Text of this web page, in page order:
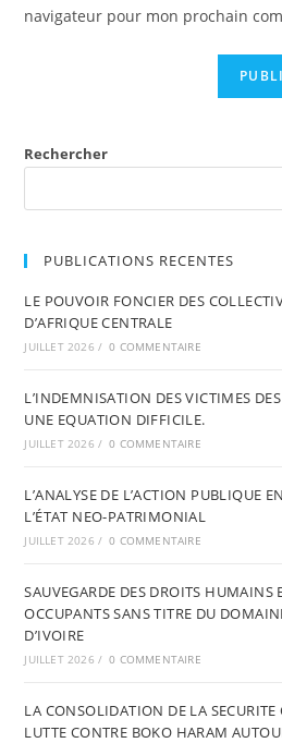
navigateur pour mon prochain
Rechercher
PUBLICATIONS RECENTES
LE POUVOIR FONCIER DES
D’AFRIQUE CENTRALE
JUILLET 2026 / 0 COMMENTAIRE
L’INDEMNISATION DES VICTIMES
UNE EQUATION DIFFICILE.
JUILLET 2026 / 0 COMMENTAIRE
L’ANALYSE DE L’ACTION PUBLIQUE
L’ÉTAT NEO-PATRIMONIAL
JUILLET 2026 / 0 COMMENTAIRE
SAUVEGARDE DES DROITS HUMAINS
OCCUPANTS SANS TITRE DU
D’IVOIRE
JUILLET 2026 / 0 COMMENTAIRE
LA CONSOLIDATION DE LA SECURITE
LUTTE CONTRE BOKO HARAM